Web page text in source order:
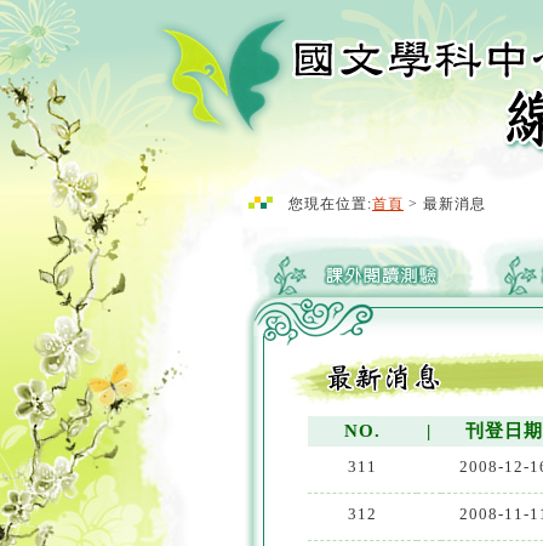
您現在位置:首頁 > 最新消息
NO. | 刊登日期
311 2008-12-
312 2008-11-